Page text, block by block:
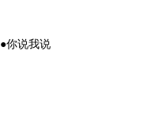
●你说我说